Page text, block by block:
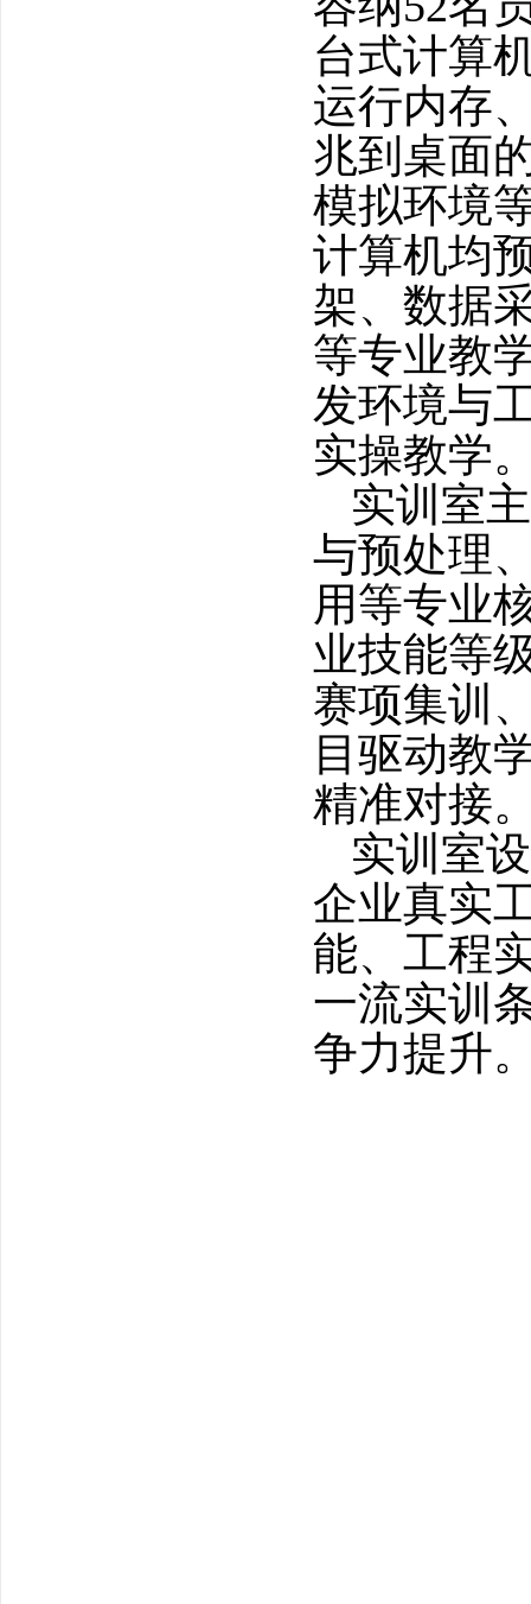
台式计算
运行内存
兆到桌面
模拟环境
计算机均
架、数据
等专业教
发环境与
实操教学
实训室
与预处理
用等专业
业技能等
赛项集训
目驱动教
精准对接
实训室
企业真实
能、工程
一流实训
争力提升